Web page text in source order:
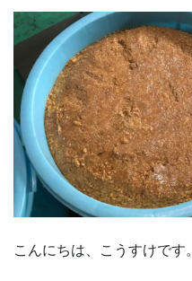
こんにちは、こうすけです。